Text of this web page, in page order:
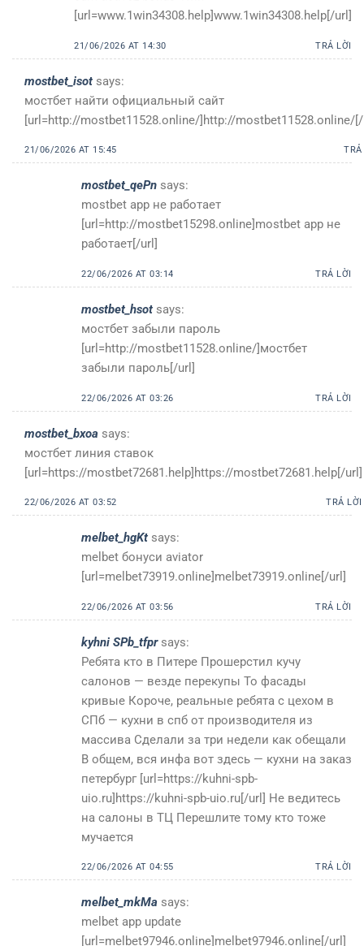
[url=www.1win34308.help]www.1win34308.help[/url]
21/06/2026 AT 14:30 TRẢ LỜI
mostbet_isot says:
мостбет найти официальный сайт
[url=http://mostbet11528.online/]http://mostbet11528.online/
21/06/2026 AT 15:45
mostbet_qePn says:
mostbet app не работает
[url=http://mostbet15298.online]mostbet app не
работает[/url]
22/06/2026 AT 03:14 TRẢ LỜI
mostbet_hsot says:
мостбет забыли пароль
[url=http://mostbet11528.online/]мостбет
забыли пароль[/url]
22/06/2026 AT 03:26 TRẢ LỜI
mostbet_bxoa says:
мостбет линия ставок
[url=https://mostbet72681.help]https://mostbet72681.help[/url]
22/06/2026 AT 03:52 TRẢ LỜI
melbet_hgKt says:
melbet бонуси aviator
[url=melbet73919.online]melbet73919.online[/url]
22/06/2026 AT 03:56 TRẢ LỜI
kyhni SPb_tfpr says:
Ребята кто в Питере Прошерстил кучу
салонов — везде перекупы То фасады
кривые Короче, реальные ребята с цехом в
СПб — кухни в спб от производителя из
массива Сделали за три недели как обещали
В общем, вся инфа вот здесь — кухни на заказ
петербург [url=https://kuhni-spb-
uio.ru]https://kuhni-spb-uio.ru[/url] Не ведитесь
на салоны в ТЦ Перешлите тому кто тоже
мучается
22/06/2026 AT 04:55 TRẢ LỜI
melbet_mkMa says:
melbet app update
[url=melbet97946.online]melbet97946.online[/url]